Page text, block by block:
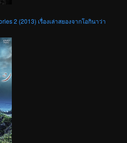
2 (2013) เรื่องเล่าสยองจากโอกินาว่า